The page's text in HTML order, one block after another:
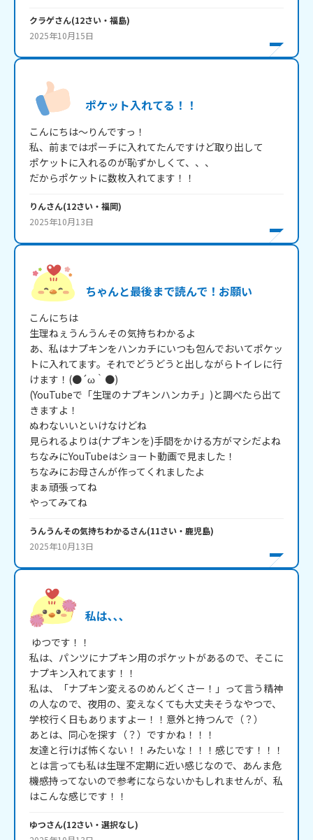
クラゲさん(12さい・ 福島)
2025年10月15日
ポケット入れてる！！
こんにちは～りんですっ！
私、前まではポーチに入れてたんですけど取り出して
ポケットに入れるのが恥ずかしくて、、、
だからポケットに数枚入れてます！！
りんさん(12さい・ 福岡)
2025年10月13日
ちゃんと最後まで読んで！お願い
こんにちは
生理ねぇうんうんその気持ちわかるよ
あ、私はナプキンをハンカチにいつも包んでおいてポケッ
トに入れてます。それでどうどうと出しながらトイレに行
けます！(●´ω｀●)
(YouTubeで「生理のナプキンハンカチ」)と調べたら出て
きますよ！
ぬわないいといけなけどね
見られるよりは(ナプキンを)手間をかける方がマシだよね
ちなみにYouTubeはショート動画で見ました！
ちなみにお母さんが作ってくれましたよ
まぁ頑張ってね
やってみてね
うんうんその気持ちわかるさん(11さい・ 鹿児島)
2025年10月13日
私は､､､
私は、パンツにナプキン用のポケットがあるので、そこに
ナプキン入れてます！！
私は、「ナプキン変えるのめんどくさー！」って言う精神
の人なので、夜用の、変えなくても大丈夫そうなやつで、
学校行く日もありますよー！！意外と持つんで（？）
あとは、同心を探す（？）ですかね！！！
友達と行けば怖くない！！みたいな！！！感じです！！！
とは言っても私は生理不定期に近い感じなので、あんま危
機感持ってないので参考にならないかもしれませんが、私
はこんな感じです！！
ゆつさん(12さい・ 選択なし)